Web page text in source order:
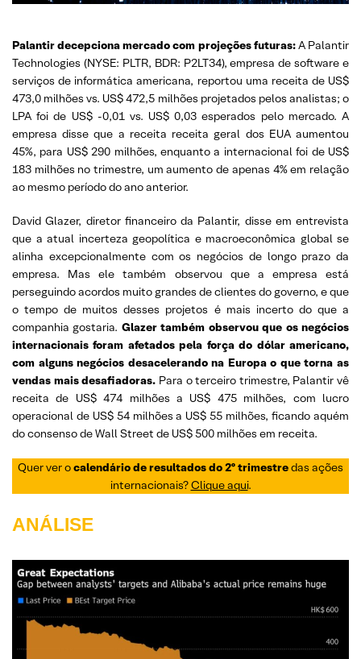
Palantir decepciona mercado com projeções futuras:A Palantir
Technologies (NYSE: PLTR, BDR: P2LT34), empresa de software e
serviços de informática americana, reportou uma receita de US$
473,0 milhões vs. US$ 472,5 milhões projetados pelos analistas; o
LPA foi de US$ -0,01 vs. US$ 0,03 esperados pelo mercado. A
empresa disse que a receita receita geral dos EUA aumentou
45%, para US$ 290 milhões, enquanto a internacional foi de US$
183 milhões no trimestre, um aumento de apenas 4% em relação
ao mesmo período do ano anterior.
David Glazer, diretor financeiro da Palantir, disse em entrevista
que a atual incerteza geopolítica e macroeconômica global se
alinha excepcionalmente com os negócios de longo prazo da
empresa. Mas ele também observou que a empresa está
perseguindo acordos muito grandes de clientes do governo, e que
o tempo de muitos desses projetos é mais incerto do que a
companhia gostaria. Glazer também observou que os negócios
internacionais foram afetados pela força do dólar americano,
com alguns negócios desacelerando na Europa o que torna as
vendas mais desafiadoras. Para o terceiro trimestre, Palantir vê
receita de US$ 474 milhões a US$ 475 milhões, com lucro
operacional de US$ 54 milhões a US$ 55 milhões, ficando aquém
do consenso de Wall Street de US$ 500 milhões em receita.
Quer ver ocalendário de resultados do 2º trimestredas ações
internacionais?Clique aqui.
ANÁLISE